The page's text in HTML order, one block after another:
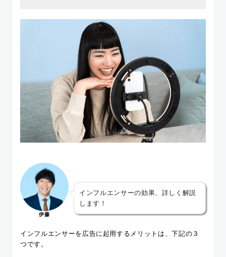
伊藤
インフルエンサーの効果、詳しく解説
します！
インフルエンサーを広告に起用するメリットは、下記の３
つです。